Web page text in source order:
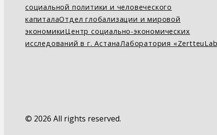
социальной политики и человеческого
капиталаОтдел глобализации и мировой
экономикиЦентр социально-экономических
исследований в г. АстанаЛаборатория
© 2026 All rights reserved.